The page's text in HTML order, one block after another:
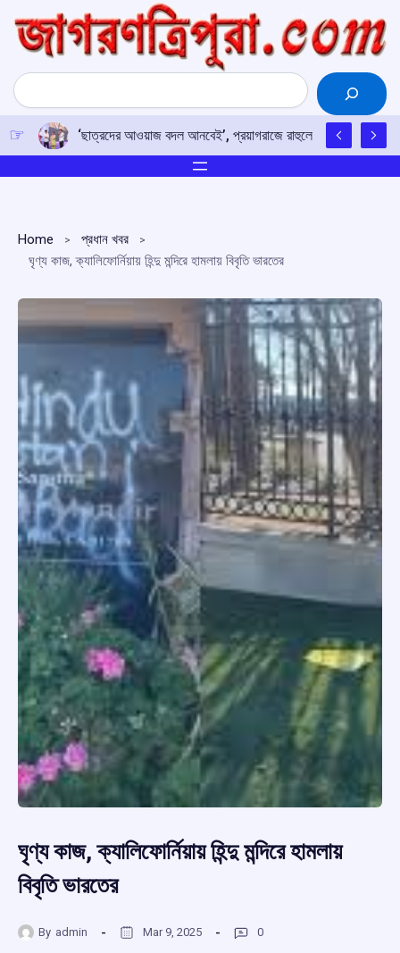
content
Search
‘ছাত্রদের আওয়াজ বদল আনবেই’, প্রয়াগরাজে রাহুলের হুঙ্কার
Home
প্রধান খবর
ঘৃণ্য কাজ, ক্যালিফোর্নিয়ায় হিন্দু মন্দিরে হামলায় বিবৃতি ভারতের
ঘৃণ্য কাজ, ক্যালিফোর্নিয়ায় হিন্দু মন্দিরে হামলায়
বিবৃতি ভারতের
By admin Mar 9, 2025 0